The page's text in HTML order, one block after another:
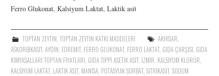
Ferro Glukonat, Kalsiyum Laktat, Laktik asit
TOPTAN ZEYTIN TOPTAN ZEYTIN KATKI MADDELERI AKHISAR
ASKORBIKASIT,AYDIN EDREMIT, FERRO GLUKONAT, FERRO LAKTAT, GIDA ÇARŞISI GIDA
KIMYASALLARI TOPTAN FIYATLARI GIDA TIPPI ASETIK ASIT, IZMIR KALSIYUM KLORÜR
KALSIYUM LAKTAT, LAKTIK ASIT, MANISA POTASYUN SORBAT,SITRIKASIT,SODUM